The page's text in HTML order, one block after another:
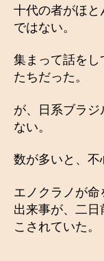
十代の者がほと
ではない。
集まって話を
たちだった。
が、日系ブラ
ない。
数が多いと、不
エノクラノが
出来事が、二
こされていた。